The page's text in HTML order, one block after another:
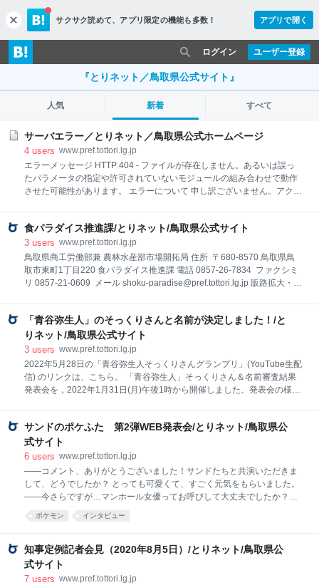
c
l
o
s
サクサク読めて、 アプリ限定の機能も多数！ アプリで開く
ユーザー登録
ログイン
『とりネット／鳥取県公式サイト』
人気 新着 すべて
サーバエラー／とりネット／鳥取県公式ホームページ
4 users www.pref.tottori.lg.jp
エラーメッセージ HTTP 404 - ファイルが存在しません。あるいは誤っ
たパラメータの指定や許可されていないモジュールの組み合わせで動作
させた可能性があります。 エラーについて 申し訳ございません。アクセ
願いします。 アドレス（URL）を直接入力された場合は、入力誤りがな
いかご確認ください。 「ホームへもどる」からトップページを表示し、
検索ボックスから検索をお願いします。 リンクをクリックしてこのペー
ジに到達された場合は、リンクが切れていますので、リンク元のアドレ
ス（本エラーページのアドレスではなく、クリックされたアドレス）を
食パラダイス推進課/とりネット/鳥取県公式サイト
3 users www.pref.tottori.lg.jp
鳥取県商工労働部兼 農林水産部市場開拓局 住所 〒680-8570 鳥取県鳥
取市東町1丁目220 食パラダイス推進課 電話 0857-26-7834 ファクシミ
リ 0857-21-0609 メール shoku-paradise@pref.tottori.lg.jp 販路拡大・輸
「青谷弥生人」のそっくりさんと名前が決定しました！/と
りネット/鳥取県公式サイト
3 users www.pref.tottori.lg.jp
2022年5月28日の「青谷弥生人そっくりさんグランプリ」(YouTube生配
信) のリンクは、こちら。 「青谷弥生人」そっくりさん＆名前審査結果
発表会を，2022年1月31日(月)午後1時から開催しました。発表会の様子
ね。 １「青谷弥生人」そっくりさん審査結果 （１）そっくりさんに選ば
れた10名の皆さんです （画像をクリックすると拡大します。） 【審査
方法】 AIソフトを使用して「そっくり度」の客観的な数値化を実施。
「そっくり度」の高い上位20名を候補として3名の審査員による審査を
行い、そっくりさんを決定しました。 【審査員】 氏名 所属
サンドのポケふた 第2弾WEB発表会/とりネット/鳥取県公
式サイト
6 users www.pref.tottori.lg.jp
――コメント、ありがとうございました！サンドたちと共演いただきま
して、どうでしたか？ とっても可愛くて、すごく元気をもらいました。
――今さらですが…マンホール女優ってお呼びして大丈夫でしたか？
ひマンホール女優って、これからも呼んでください。 ――コロナが落ち
は遊びに来てもらえますか？ ぜひ、鳥取県に遊びに行きたいです。 来年
の３月１０日のサンドの日に、（前回も今回も行けませんでしたが）サ
ンド目の正直で行きたいです。 県内観光情報やお得な情報が満載の「ト
ポケモン インタビュー
知事定例記者会見（2020年8月5日）/とりネット/鳥取県公
式サイト
7 users www.pref.tottori.lg.jp